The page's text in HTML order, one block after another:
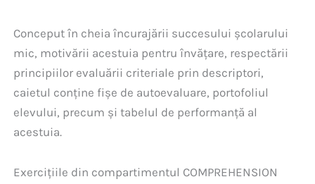
Conceput în cheia încurajării succesului școlarului
mic, motivării acestuia pentru învățare, respectării
principiilor evaluării criteriale prin descriptori,
caietul conține fișe de autoevaluare, portofoliul
elevului, precum și tabelul de performanță al
acestuia.
Exercițiile din compartimentul COMPREHENSION